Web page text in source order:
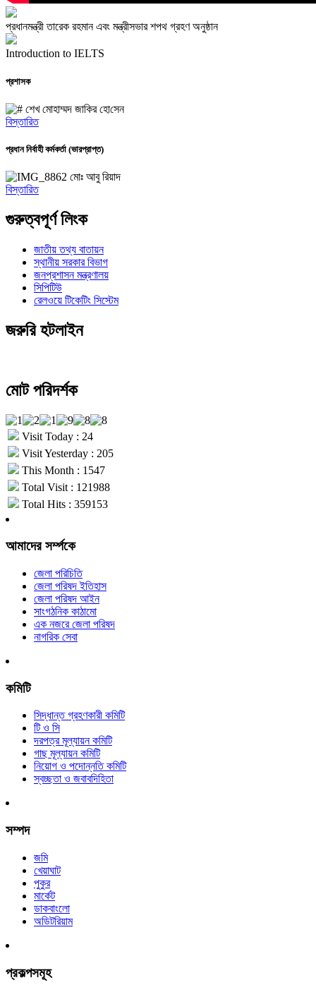
প্রধানমন্ত্রী তারেক রহমান এবং মন্ত্রীসভার শপথ গ্রহণ অনুষ্ঠান
Introduction to IELTS
প্রশাসক
শেখ মোহাম্মদ জা‌কির হো‌সেন
বিস্তারিত
প্রধান নির্বাহী কর্মকর্তা (ভারপ্রাপ্ত)
মোঃ আবু রিয়াদ
বিস্তারিত
গুরুত্বপূর্ণ লিংক
জাতীয় তথ্য বাতায়ন
স্থানীয় সরকার বিভাগ
জনপ্রশাসন মন্ত্রণালয়
সিপিটিউ
রেলওয়ে টিকেটিং সিস্টেম
জরুরি হটলাইন
মোট পরিদর্শক
Visit Today : 24
Visit Yesterday : 205
This Month : 1547
Total Visit : 121988
Total Hits : 359153
আমাদের সর্ম্পকে
জেলা পরিচিতি
জেলা পরিষদ ইতিহাস
জেলা পরিষদ আইন
সাংগঠনিক কাঠামো
এক নজরে জেলা পরিষদ
নাগরিক সেবা
কমিটি
সিদ্ধান্ত গ্রহণকারী কমিটি
টি ও সি
দরপত্র মূল্যায়ন কমিটি
গাছ মূল্যায়ন কমিটি
নিয়োগ ও পদোন্নতি কমিটি
স্বচ্ছতা ও জবাবদিহিতা
সম্পদ
জমি
খেয়াঘাট
পুকুর
মার্কেট
ডাকবাংলো
অডিটরিয়াম
প্রকল্পসমূহ